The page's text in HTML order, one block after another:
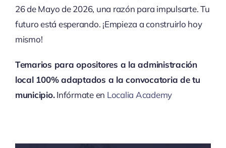
26 de Mayo de 2026, una razón para impulsarte. Tu
futuro está esperando. ¡Empieza a construirlo hoy
mismo!
Temarios para opositores a la administración
local 100% adaptados a la convocatoria de tu
municipio.Infórmate en Localia Academy